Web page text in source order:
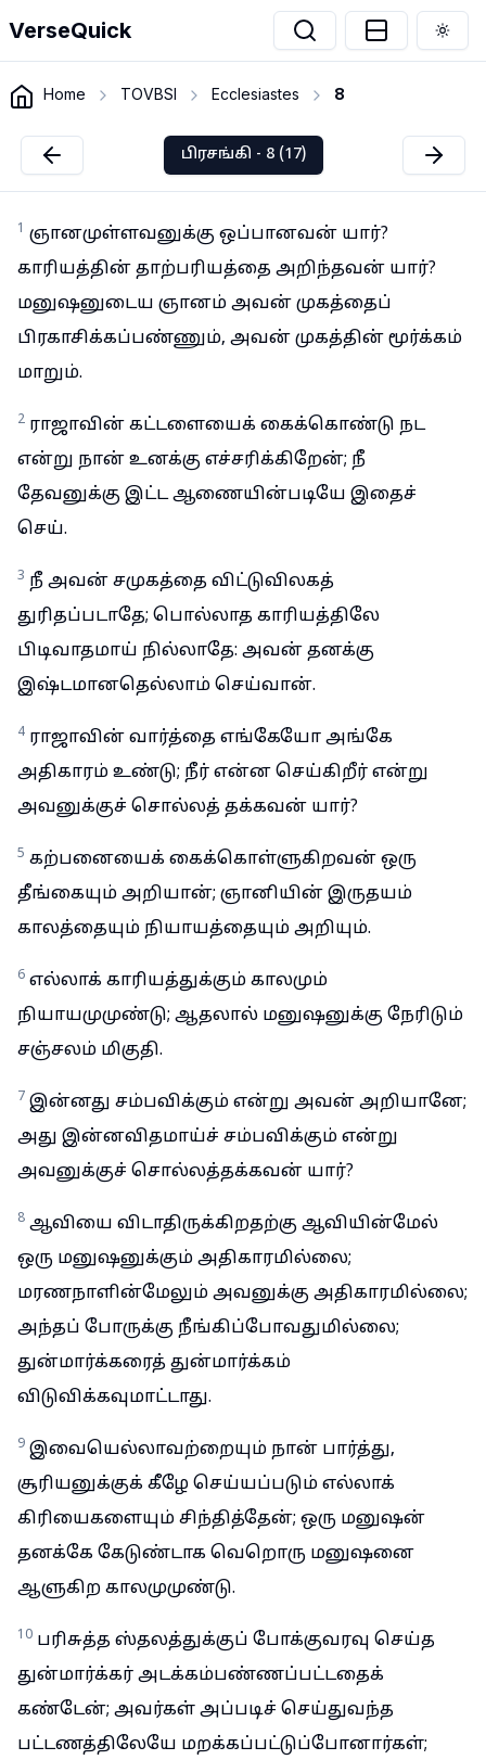
VerseQuick
Home TOVBSI Ecclesiastes 8
பிரசங்கி - 8 (17)
1 ஞானமுள்ளவனுக்கு ஒப்பானவன் யார்?
காரியத்தின் தாற்பரியத்தை அறிந்தவன் யார்?
மனுஷனுடைய ஞானம் அவன் முகத்தைப்
பிரகாசிக்கப்பண்ணும், அவன் முகத்தின் மூர்க்கம்
மாறும்.
2 ராஜாவின் கட்டளையைக் கைக்கொண்டு நட
என்று நான் உனக்கு எச்சரிக்கிறேன்; நீ
தேவனுக்கு இட்ட ஆணையின்படியே இதைச்
செய்.
3 நீ அவன் சமுகத்தை விட்டுவிலகத்
துரிதப்படாதே; பொல்லாத காரியத்திலே
பிடிவாதமாய் நில்லாதே: அவன் தனக்கு
இஷ்டமானதெல்லாம் செய்வான்.
4 ராஜாவின் வார்த்தை எங்கேயோ அங்கே
அதிகாரம் உண்டு; நீர் என்ன செய்கிறீர் என்று
அவனுக்குச் சொல்லத் தக்கவன் யார்?
5 கற்பனையைக் கைக்கொள்ளுகிறவன் ஒரு
தீங்கையும் அறியான்; ஞானியின் இருதயம்
காலத்தையும் நியாயத்தையும் அறியும்.
6 எல்லாக் காரியத்துக்கும் காலமும்
நியாயமுமுண்டு; ஆதலால் மனுஷனுக்கு நேரிடும்
சஞ்சலம் மிகுதி.
7 இன்னது சம்பவிக்கும் என்று அவன் அறியானே;
அது இன்னவிதமாய்ச் சம்பவிக்கும் என்று
அவனுக்குச் சொல்லத்தக்கவன் யார்?
8 ஆவியை விடாதிருக்கிறதற்கு ஆவியின்மேல்
ஒரு மனுஷனுக்கும் அதிகாரமில்லை;
மரணநாளின்மேலும் அவனுக்கு அதிகாரமில்லை;
அந்தப் போருக்கு நீங்கிப்போவதுமில்லை;
துன்மார்க்கரைத் துன்மார்க்கம்
விடுவிக்கவுமாட்டாது.
9 இவையெல்லாவற்றையும் நான் பார்த்து,
சூரியனுக்குக் கீழே செய்யப்படும் எல்லாக்
கிரியைகளையும் சிந்தித்தேன்; ஒரு மனுஷன்
தனக்கே கேடுண்டாக வெறொரு மனுஷனை
ஆளுகிற காலமுமுண்டு.
10 பரிசுத்த ஸ்தலத்துக்குப் போக்குவரவு செய்த
துன்மார்க்கர் அடக்கம்பண்ணப்பட்டதைக்
கண்டேன்; அவர்கள் அப்படிச் செய்துவந்த
பட்டணத்திலேயே மறக்கப்பட்டுப்போனார்கள்;